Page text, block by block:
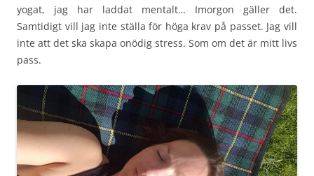
yogat, jag har laddat mentalt… Imorgon gäller det.
Samtidigt vill jag inte ställa för höga krav på passet. Jag vill
inte att det ska skapa onödig stress. Som om det är mitt livs
pass.